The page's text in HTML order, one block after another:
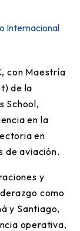
Internacional
con Maestría
de la
School,
en la
en
de aviación.
y
como
y Santiago,
operativa,